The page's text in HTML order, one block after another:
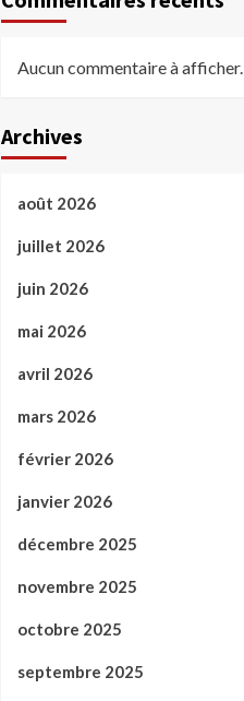
Aucun commentaire à afficher.
Archives
août 2026
juillet 2026
juin 2026
mai 2026
avril 2026
mars 2026
février 2026
janvier 2026
décembre 2025
novembre 2025
octobre 2025
septembre 2025